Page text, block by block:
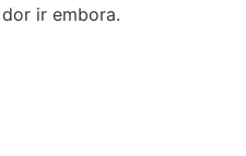
ir embora.